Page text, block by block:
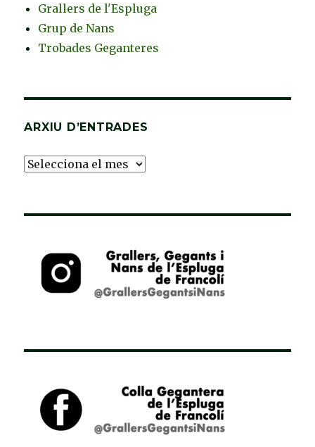
Grallers de l'Espluga
Grup de Nans
Trobades Geganteres
ARXIU D’ENTRADES
Arxiu